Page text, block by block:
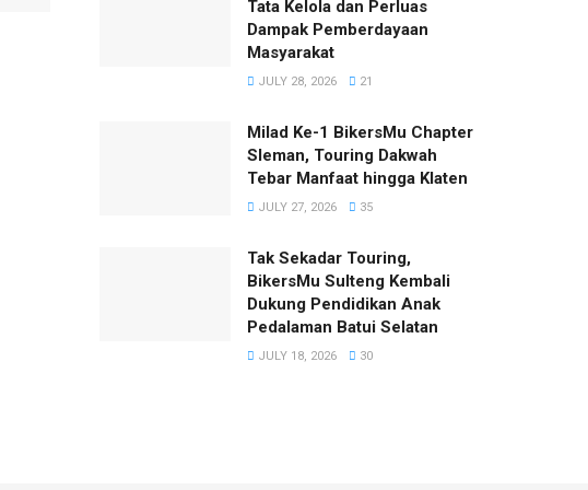
Tata Kelola dan Perluas
Dampak Pemberdayaan
Masyarakat
JULY 28, 2026 21
Milad Ke-1 BikersMu Chapter
Sleman, Touring Dakwah
Tebar Manfaat hingga Klaten
JULY 27, 2026 35
Tak Sekadar Touring,
BikersMu Sulteng Kembali
Dukung Pendidikan Anak
Pedalaman Batui Selatan
JULY 18, 2026 30